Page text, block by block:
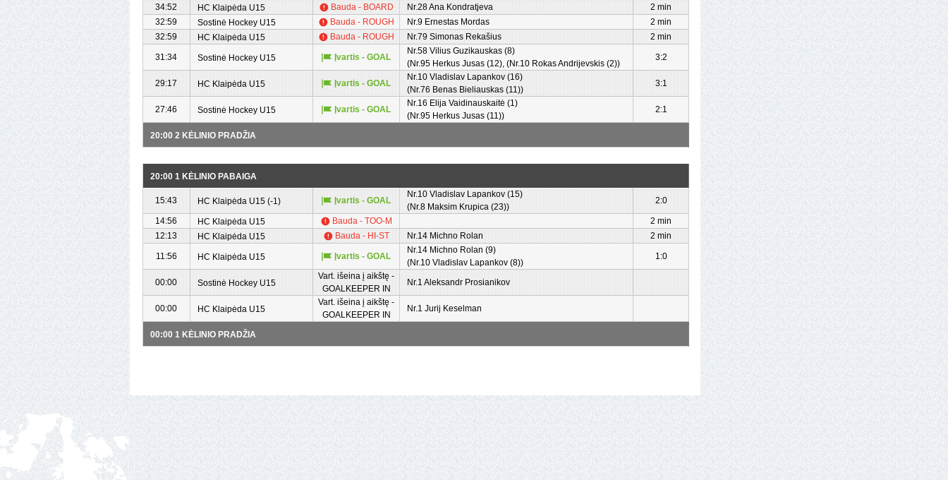
34:52
HC Klaipėda U15 Bauda - BOARD Nr.28 Ana Kondratjeva
2 min
32:59
Sostinė Hockey U15 Bauda - ROUGH Nr.9 Ernestas Mordas
2 min
32:59
HC Klaipėda U15 Bauda - ROUGH Nr.79 Simonas Rekašius 2 min
31:34 Sostinė Hockey U15 Įvartis - GOAL
Nr.58 Vilius Guzikauskas (8)
(Nr.95 Herkus Jusas (12), (Nr.10 Rokas Andrijevskis (2))
3:2
29:17 HC Klaipėda U15 Įvartis - GOAL
Nr.10 Vladislav Lapankov (16)
(Nr.76 Benas Bieliauskas (11))
3:1
27:46 Sostinė Hockey U15 Įvartis - GOAL
Nr.16 Elija Vaidinauskaitė (1)
(Nr.95 Herkus Jusas (11))
2:1
20:00 2 KĖLINIO PRADŽIA
20:00 1 KĖLINIO PABAIGA
15:43 HC Klaipėda U15 (-1) Įvartis - GOAL
Nr.10 Vladislav Lapankov (15)
(Nr.8 Maksim Krupica (23))
2:0
14:56 HC Klaipėda U15 Bauda - TOO-M
2 min
12:13
HC Klaipėda U15 Bauda - HI-ST Nr.14 Michno Rolan 2 min
11:56 HC Klaipėda U15 Įvartis - GOAL
Nr.14 Michno Rolan (9)
(Nr.10 Vladislav Lapankov (8))
1:0
00:00 Sostinė Hockey U15
Vart. išeina į aikštę -
GOALKEEPER IN
Nr.1 Aleksandr Prosianikov
00:00 HC Klaipėda U15
Vart. išeina į aikštę -
GOALKEEPER IN
Nr.1 Jurij Keselman
00:00 1 KĖLINIO PRADŽIA